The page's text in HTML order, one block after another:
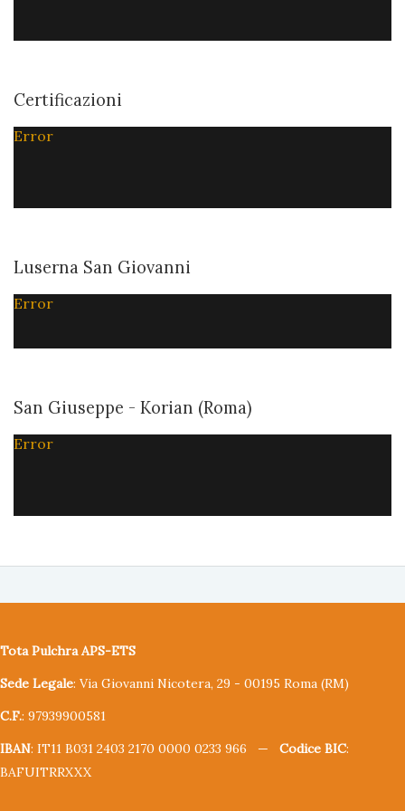
Certificazioni
Error
Luserna San Giovanni
Error
San Giuseppe - Korian (Roma)
Error
Tota Pulchra APS-ETS
Sede Legale: Via Giovanni Nicotera, 29 - 00195 Roma (RM)
C.F.: 97939900581
IBAN: IT11 B031 2403 2170 0000 0233 966 — Codice BIC:
BAFUITRRXXX